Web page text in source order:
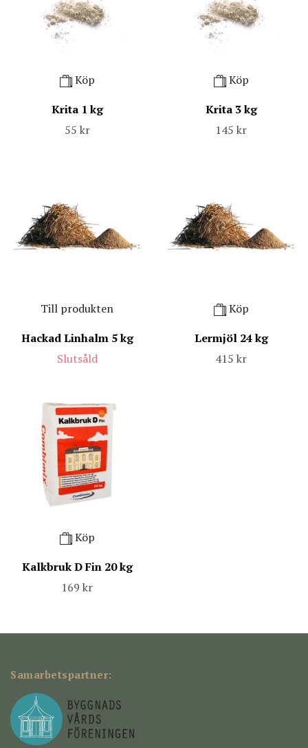
Köp
Krita 1 kg
55 kr
Köp
Krita 3 kg
145 kr
Till produkten
Hackad Linhalm 5 kg
Slutsåld
Köp
Lermjöl 24 kg
415 kr
Köp
Kalkbruk D Fin 20 kg
169 kr
Samarbetspartner: